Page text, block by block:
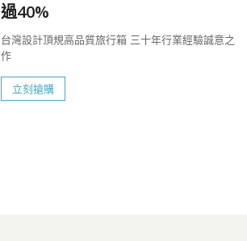
過40%
台灣設計頂規高品質旅行箱 三十年行業經驗誠意之
作
立刻搶購